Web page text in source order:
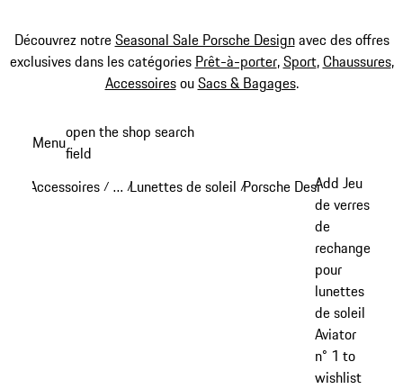
Découvrez notreSeasonal Sale Porsche Designavec des offres
exclusives dans les catégories Prêt-à-porter,Sport,Chaussures,
AccessoiresouSacs & Bagages.
principal
Menuopen the shop search
field
Accessoires / …
Reveal collapsed breadcrumb items
/Lunettes de soleil /Porsche Design lunettes
Add Jeu
de verres
de
rechange
pour
lunettes
de soleil
Aviator
n° 1 to
wishlist